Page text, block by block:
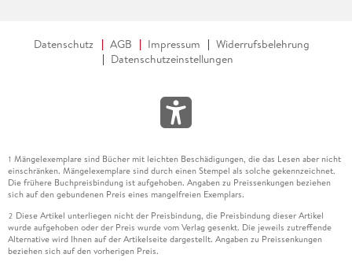
Datenschutz AGB Impressum
Widerrufsbelehrung
Datenschutzeinstellungen
1 Mängelexemplare sind Bücher mit leichten Beschädigungen, die das Lesen aber nicht
einschränken. Mängelexemplare sind durch einen Stempel als solche gekennzeichnet.
Die frühere Buchpreisbindung ist aufgehoben. Angaben zu Preissenkungen beziehen
sich auf den gebundenen Preis eines mangelfreien Exemplars.
2 Diese Artikel unterliegen nicht der Preisbindung, die Preisbindung dieser Artikel
wurde aufgehoben oder der Preis wurde vom Verlag gesenkt. Die jeweils zutreffende
Alternative wird Ihnen auf der Artikelseite dargestellt. Angaben zu Preissenkungen
beziehen sich auf den vorherigen Preis.